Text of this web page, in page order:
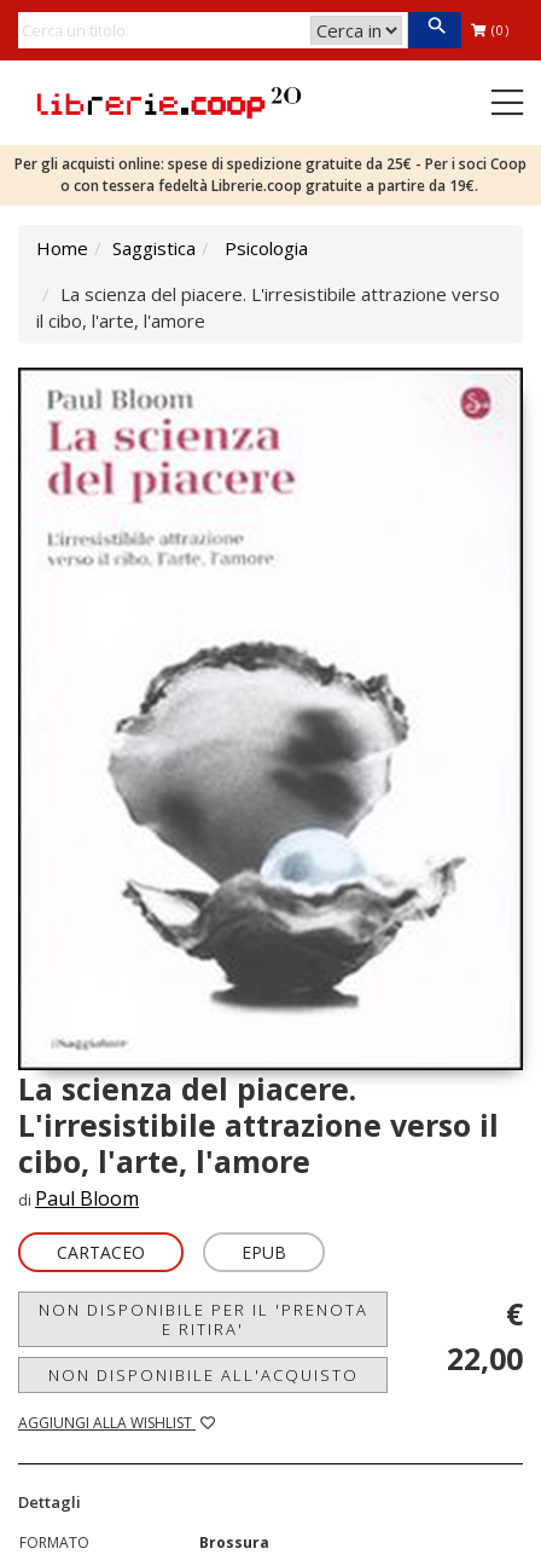
(0)
Per gli acquisti online: spese di spedizione gratuite da 25€ - Per i soci Coop
o con tessera fedeltà Librerie.coop gratuite a partire da 19€.
Home Saggistica
Psicologia
La scienza del piacere. L'irresistibile attrazione verso
il cibo, l'arte, l'amore
La scienza del piacere.
L'irresistibile attrazione verso il
cibo, l'arte, l'amore
di Paul Bloom
CARTACEO EPUB
NON DISPONIBILE PER IL 'PRENOTA
E RITIRA'
NON DISPONIBILE ALL'ACQUISTO
AGGIUNGI ALLA WISHLIST
€
22,00
Dettagli
FORMATO
Brossura